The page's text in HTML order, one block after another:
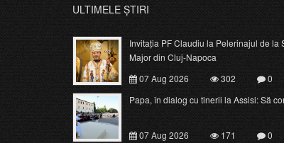
ULTIMELE ȘTIRI
Invitația PF Claudiu la Pelerinajul de la
Major din Cluj-Napoca
07 Aug 2026
302
0
Papa, în dialog cu tinerii la Assisi: Să
07 Aug 2026 171 0